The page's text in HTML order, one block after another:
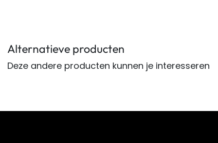
Alternatieve producten
Deze andere producten kunnen je interesseren